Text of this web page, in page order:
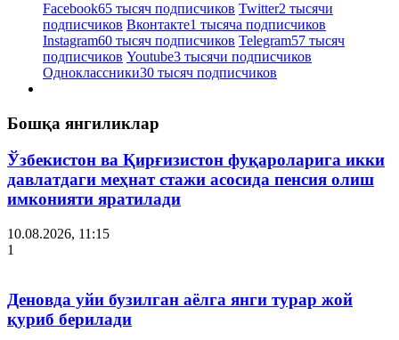
Facebook65 тысяч подписчиков Twitter2 тысячи
подписчиков Вконтакте1 тысяча подписчиков
Instagram60 тысяч подписчиков Telegram57 тысяч
подписчиков Youtube3 тысячи подписчиков
Одноклассники30 тысяч подписчиков
Бошқа янгиликлар
Ўзбекистон ва Қирғизистон фуқароларига икки
давлатдаги меҳнат стажи асосида пенсия олиш
имконияти яратилади
10.08.2026, 11:15
1
Деновда уйи бузилган аёлга янги турар жой
қуриб берилади